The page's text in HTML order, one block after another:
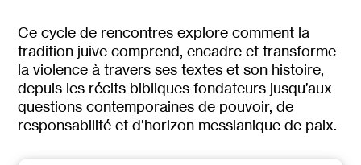
Ce cycle de rencontres explore comment la
tradition juive comprend, encadre et transforme
la violence à travers ses textes et son histoire,
depuis les récits bibliques fondateurs jusqu’aux
questions contemporaines de pouvoir, de
responsabilité et d’horizon messianique de paix.